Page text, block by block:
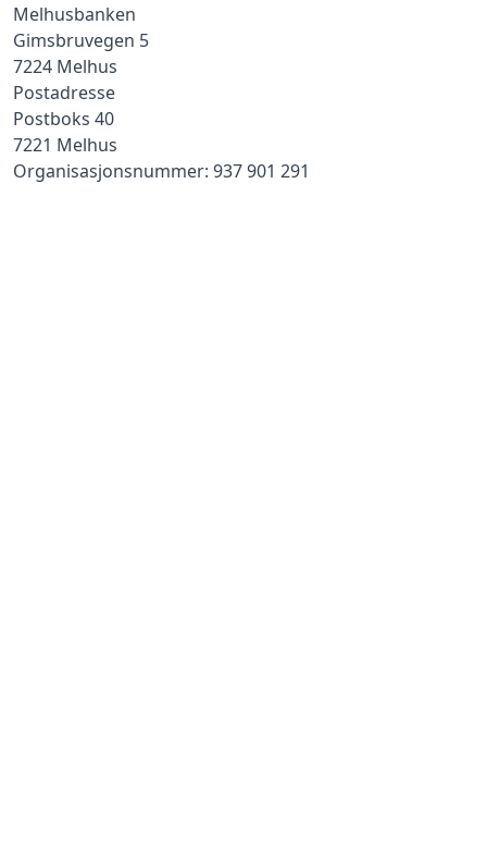
Melhusbanken
Gimsbruvegen 5
7224 Melhus
Postadresse
Postboks 40
7221 Melhus
Organisasjonsnummer: 937 901 291